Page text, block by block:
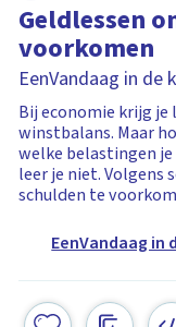
Geldlessen
voorkomen
EenVandaag in de
Bij economie krijg
winstbalans. Maar
welke belastingen
leer je niet. Volgens
schulden te
EenVandaag in